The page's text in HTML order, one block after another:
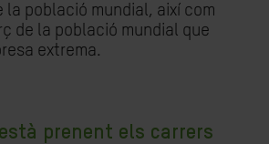
la població mundial, així com
de la població mundial que
extrema.
prenent els carrers